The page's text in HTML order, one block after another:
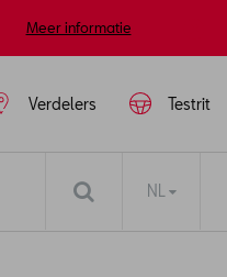
Meer informatie
Testrit
Verdelers
NL